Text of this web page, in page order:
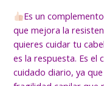
Es un
que mejora la
quieres cuidar tu
es la respuesta. Es
cuidado diario, ya